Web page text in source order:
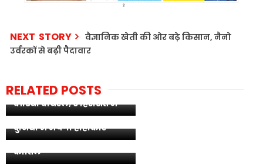
NEXT STORY
वैज्ञानिक खेती की ओर बढ़े किसान, नैनो
उर्वरकों से बढ़ी पैदावार
RELATED POSTS
अपहरण कर बेरहमी से पीटा,
वीडियो वायरल; 6 हिरासत में
तीसरे विश्व युद्ध की आहट!
अमेरिकी हमलों से कांपा ईरान;
स्ट्रेट ऑफ होर्मुज बंद होने से
दुनिया में मचेगा हाहाकार
'नंबर ब्लॉक किया तो मिटा
सनसनीखेज पीजी मर्डर केस
का खुलासा; आशिक ही निकला
कातिल